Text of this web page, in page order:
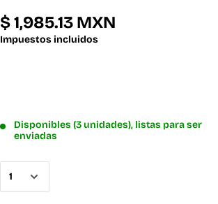
$ 1,985.13 MXN
Impuestos incluidos
Disponibles (3 unidades), listas para ser
enviadas